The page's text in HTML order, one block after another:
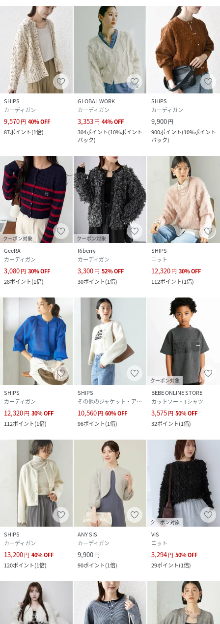
SHIPS
カーディガン
9,570円 40%OFF
87ポイント(1倍)
GLOBAL WORK
カーディガン
3,353円 44%OFF
304ポイント(10%ポイント
バック)
SHIPS
カーディガン
9,900円
900ポイント(10%ポイント
バック)
クーポン対象
GeeRA
カーディガン
3,080円 30%OFF
28ポイント(1倍)
クーポン対象
Riberry
カーディガン
3,300円 52%OFF
30ポイント(1倍)
SHIPS
ニット
12,320円 30%OFF
112ポイント(1倍)
SHIPS
カーディガン
12,320円 30%OFF
112ポイント(1倍)
SHIPS
その他のジャケット・アウター
10,560円 60%OFF
96ポイント(1倍)
クーポン対象
BEBE ONLINE STORE
カットソー・Tシャツ
3,575円 50%OFF
32ポイント(1倍)
SHIPS
カーディガン
13,200円 40%OFF
120ポイント(1倍)
ANY SIS
カーディガン
9,900円
90ポイント(1倍)
クーポン対象
VIS
ニット
3,294円 50%OFF
29ポイント(1倍)